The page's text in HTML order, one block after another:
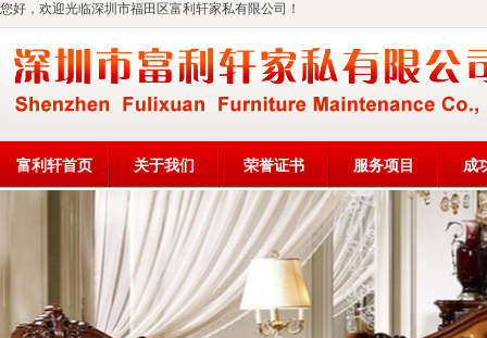
您好，欢迎光临深圳市福田区富利轩家私有限公司！
富利轩首页 关于我们 荣誉证书 服务项目 成